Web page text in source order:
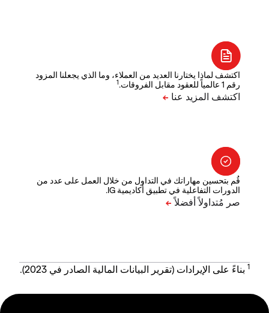
اكتشف لماذا يختارنا العديد من العملاء، وما الذي يجعلنا المزود
رقم 1 عالمياً للعقود مقابل الفروقات.
1
قُم بتحسين مهاراتك في التداول من خلال العمل على عدد من
الدورات التفاعلية في تطبيق أكاديمية IG.
1 بناءً على الإيرادات (تقرير البيانات المالية الصادر في 2023).